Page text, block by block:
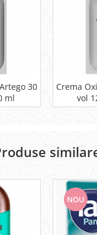
30
ml
Crema
vol
NOU